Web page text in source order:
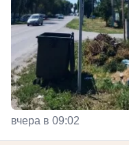
вчера в 09:02